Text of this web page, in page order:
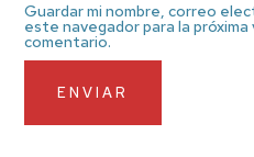
Guardar mi nombre, correo
este navegador para la próxima
comentario.